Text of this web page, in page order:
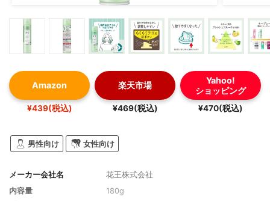
Amazon
¥439(税込)
楽天市場
¥469(税込)
Yahoo!
ショッピング
¥470(税込)
男性向け 女性向け
メーカー会社名
花王株式会社
内容量
180g